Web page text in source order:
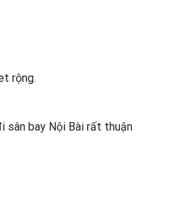
rộng.
sân bay Nội Bài rất thuận